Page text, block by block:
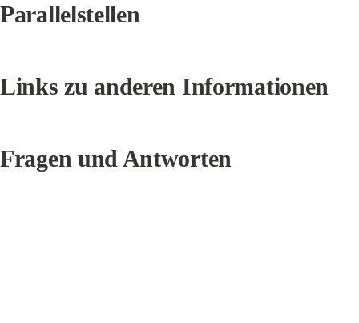
Parallelstellen
Links zu anderen Informationen
Fragen und Antworten